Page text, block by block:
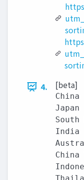
4.
[beta]
China
Japan
South
India
China